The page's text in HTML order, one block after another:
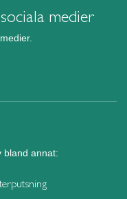
medier
bland annat: